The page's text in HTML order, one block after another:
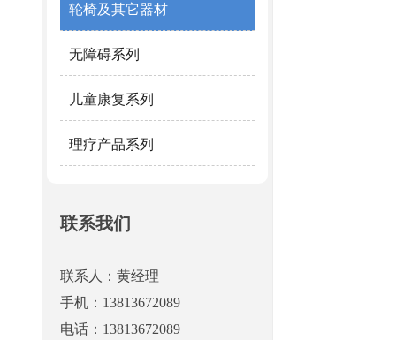
轮椅及其它器材
无障碍系列
儿童康复系列
理疗产品系列
联系我们
联系人：黄经理
手机：13813672089
电话：13813672089